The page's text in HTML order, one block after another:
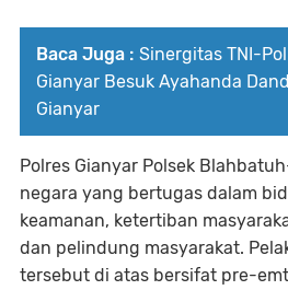
Baca Juga : Sinergitas TNI-
Gianyar Besuk Ayahanda
Gianyar
Polres Gianyar Polsek
negara yang bertugas dalam
keamanan, ketertiban
dan pelindung masyarakat.
tersebut di atas bersifat pre-